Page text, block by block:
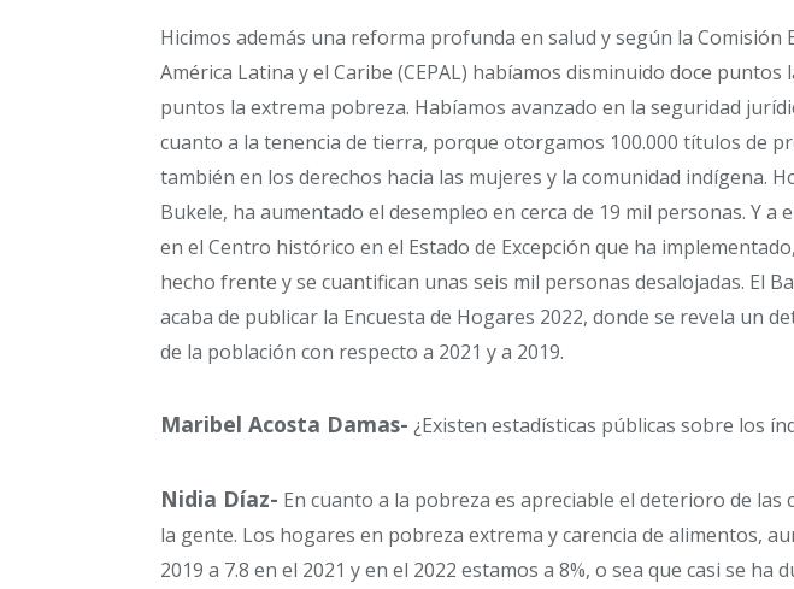
Hicimos además una reforma profunda en salud y según la Comisión
América Latina y el Caribe (CEPAL) habíamos disminuido doce puntos
puntos la extrema pobreza. Habíamos avanzado en la seguridad
cuanto a la tenencia de tierra, porque otorgamos 100.000 títulos de
también en los derechos hacia las mujeres y la comunidad indígena.
Bukele, ha aumentado el desempleo en cerca de 19 mil personas. Y a
en el Centro histórico en el Estado de Excepción que ha
hecho frente y se cuantifican unas seis mil personas desalojadas. El
acaba de publicar la Encuesta de Hogares 2022, donde se revela un
de la población con respecto a 2021 y a 2019.
Maribel Acosta Damas- ¿Existen estadísticas públicas sobre los
Nidia Díaz- En cuanto a la pobreza es apreciable el deterioro de las
la gente. Los hogares en pobreza extrema y carencia de alimentos,
2019 a 7.8 en el 2021 y en el 2022 estamos a 8%, o sea que casi se ha